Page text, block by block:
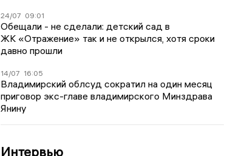
24/07 09:01
Обещали - не сделали: детский сад в
ЖК «Отражение» так и не открылся, хотя сроки
давно прошли
14/07 16:05
Владимирский облсуд сократил на один месяц
приговор экс-главе владимирского Минздрава
Янину
Интервью